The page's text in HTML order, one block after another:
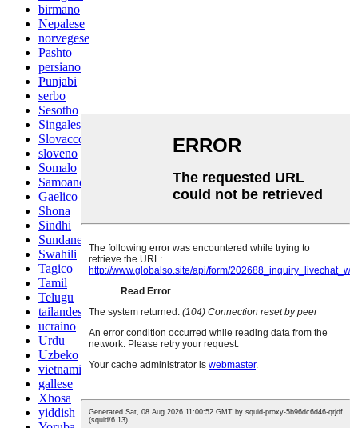
birmano
Nepalese
norvegese
Pashto
persiano
Punjabi
serbo
Sesotho
Singalese
Slovacco
sloveno
Somalo
Samoano
Gaelico scozzese
Shona
Sindhi
Sundanese
Swahili
Tagico
Tamil
Telugu
tailandese
ucraino
Urdu
Uzbeko
vietnamita
gallese
Xhosa
yiddish